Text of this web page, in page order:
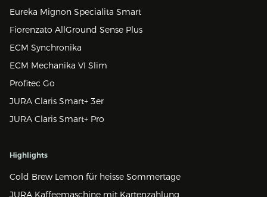
Eureka Mignon Specialita Smart
Fiorenzato AllGround Sense Plus
ECM Synchronika
ECM Mechanika VI Slim
Profitec Go
JURA Claris Smart+ 3er
JURA Claris Smart+ Pro
Highlights
Cold Brew Lemon für heisse Sommertage
JURA Kaffeemaschine mit Kartenzahlung